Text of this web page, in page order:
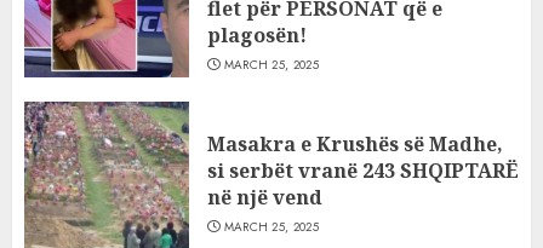
flet për PERSONAT që e
plagosën!
MARCH 25, 2025
Masakra e Krushës së Madhe,
si serbët vranë 243 SHQIPTARË
në një vend
MARCH 25, 2025